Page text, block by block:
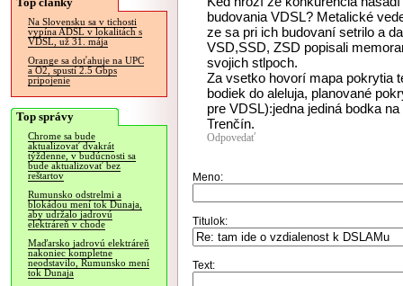
Na Slovensku sa v tichosti
vypína ADSL v lokalitách s
VDSL, už 31. mája
Orange sa doťahuje na UPC
a O2, spustí 2.5 Gbps
pripojenie
Top správy
Chrome sa bude
aktualizovať dvakrát
týždenne, v budúcnosti sa
bude aktualizovať bez
reštartov
Rumunsko odstrelmi a
blokádou mení tok Dunaja,
aby udržalo jadrovú
elektráreň v chode
Maďarsko jadrovú elektráreň
nakoniec kompletne
neodstavilo, Rumunsko mení
tok Dunaja
budovania VDSL? Metalické
ze sa pri ich budovaní setrilo a
VSD,SSD, ZSD popisali
svojich stlpoch.
Za vsetko hovorí mapa pokrytia
bodiek do aleluja, planované
pre VDSL):jedna jediná bodka
Trenčín.
Odpovedať
Meno:
Titulok:
Text: